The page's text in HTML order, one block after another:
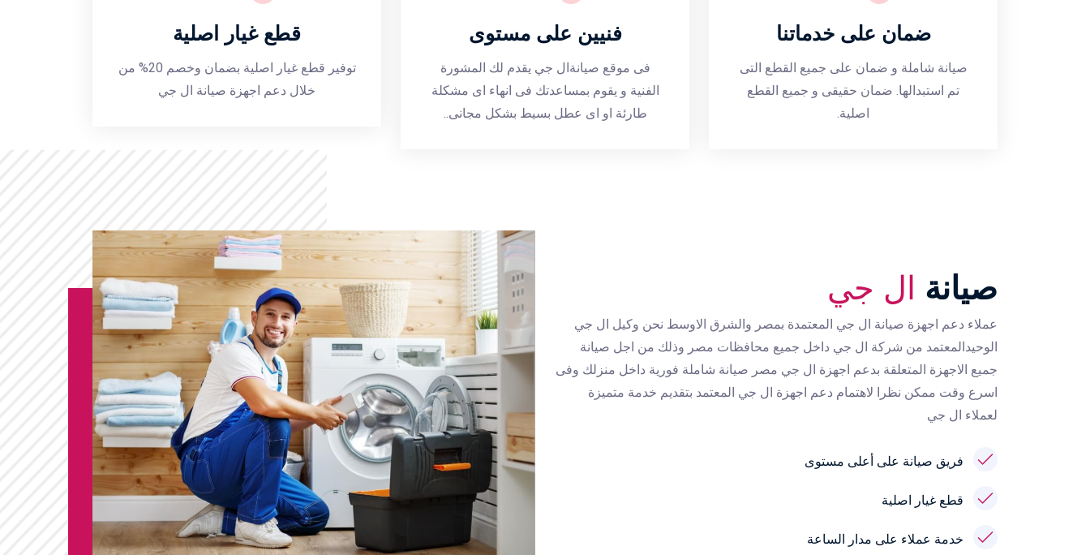
ضمان على خدماتنا
صيانة شاملة و ضمان على جميع القطع التى
تم استبدالها. ضمان حقيقى و جميع القطع
اصلية.
فنيين على مستوى
فى موقع صيانةال جي يقدم لك المشورة
الفنية و يقوم بمساعدتك فى انهاء اى مشكلة
طارئة او اى عطل بسيط بشكل مجانى..
قطع غيار اصلية
توفير قطع غيار اصلية بضمان وخصم 20% من
خلال دعم اجهزة صيانة ال جي
صيانة ال جي
عملاء دعم اجهزة صيانة ال جي المعتمدة بمصر والشرق الاوسط نحن وكيل ال جي
الوحيدالمعتمد من شركة ال جي داخل جميع محافظات مصر وذلك من اجل صيانة
جميع الاجهزة المتعلقة بدعم اجهزة ال جي مصر صيانة شاملة فورية داخل منزلك وفى
اسرع وقت ممكن نظرا لاهتمام دعم اجهزة ال جي المعتمد بتقديم خدمة متميزة
لعملاء ال جي
فريق صيانة على أعلى مستوى
قطع غيار اصلية
خدمة عملاء على مدار الساعة